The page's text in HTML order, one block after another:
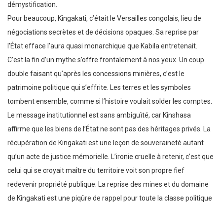
démystification.
Pour beaucoup, Kingakati, c’était le Versailles congolais, lieu de
négociations secrètes et de décisions opaques. Sa reprise par
l’État efface l’aura quasi monarchique que Kabila entretenait.
C’est la fin d’un mythe s’offre frontalement à nos yeux. Un coup
double faisant qu’après les concessions minières, c’est le
patrimoine politique qui s’effrite. Les terres et les symboles
tombent ensemble, comme si l’histoire voulait solder les comptes.
Le message institutionnel est sans ambiguïté, car Kinshasa
affirme que les biens de l’État ne sont pas des héritages privés. La
récupération de Kingakati est une leçon de souveraineté autant
qu’un acte de justice mémorielle. L’ironie cruelle à retenir, c’est que
celui qui se croyait maître du territoire voit son propre fief
redevenir propriété publique. La reprise des mines et du domaine
de Kingakati est une piqûre de rappel pour toute la classe politique